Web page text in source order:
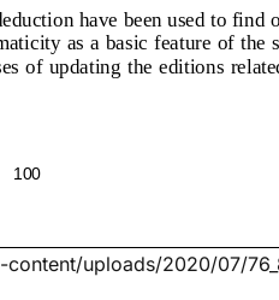
uploads/2020/07/